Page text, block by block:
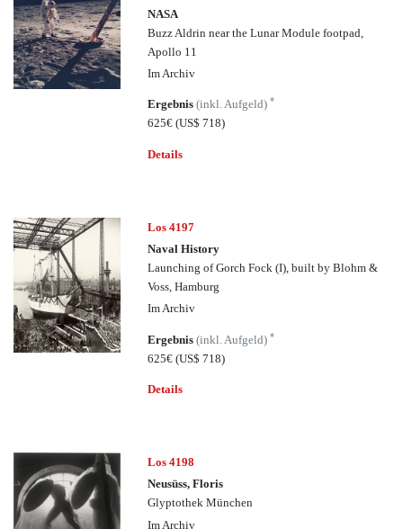
NASA
Buzz Aldrin near the Lunar Module footpad,
Apollo 11
Im Archiv
Ergebnis(inkl. Aufgeld)*
625€(US$ 718)
Details
Los 4197
Naval History
Launching of Gorch Fock (I), built by Blohm &
Voss, Hamburg
Im Archiv
Ergebnis(inkl. Aufgeld)*
625€(US$ 718)
Details
Los 4198
Neusüss, Floris
Glyptothek München
Im Archiv